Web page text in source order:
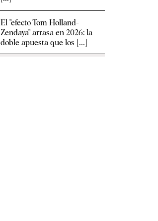
El "efecto Tom Holland-
Zendaya" arrasa en 2026: la
doble apuesta que los [...]